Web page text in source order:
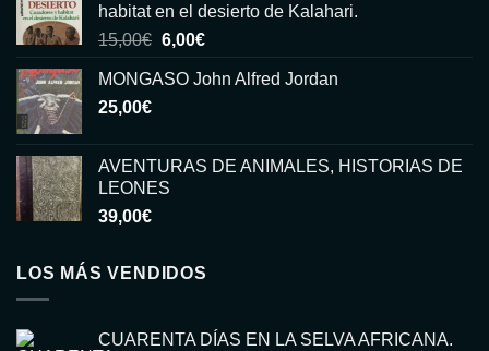
habitat en el desierto de Kalahari.
15,00€ El
original
6,00€El
actual
MONGASO John Alfred Jordan
25,00€
AVENTURAS DE ANIMALES, HISTORIAS DE
LEONES
39,00€
LOS MÁS VENDIDOS
CUARENTA DÍAS EN LA SELVA AFRICANA.